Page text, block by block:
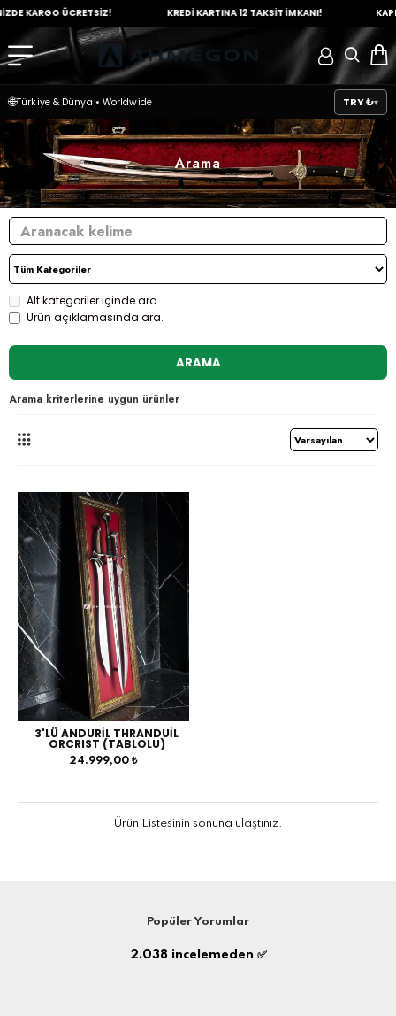
KARGO ÜCRETSİZ! KREDİ KARTINA12 TAKSİT İMKANI!
🌐Türkiye & Dünya • Worldwide TRY ₺
Arama
Alt kategoriler içinde ara
Ürün açıklamasında ara.
ARAMA
Arama kriterlerine uygun ürünler
3'LÜ ANDURİL THRANDUİL
ORCRIST (TABLOLU)
24.999,00 ₺
Ürün Listesinin sonuna ulaştınız.
Popüler Yorumlar
2.038 incelemeden ✅